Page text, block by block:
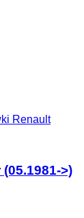
Renault
>)